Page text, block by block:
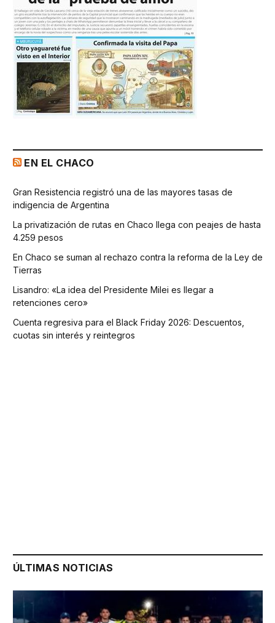
EN EL CHACO
Gran Resistencia registró una de las mayores tasas de
indigencia de Argentina
La privatización de rutas en Chaco llega con peajes de hasta
4.259 pesos
En Chaco se suman al rechazo contra la reforma de la Ley de
Tierras
Lisandro: «La idea del Presidente Milei es llegar a
retenciones cero»
Cuenta regresiva para el Black Friday 2026: Descuentos,
cuotas sin interés y reintegros
ÚLTIMAS NOTICIAS